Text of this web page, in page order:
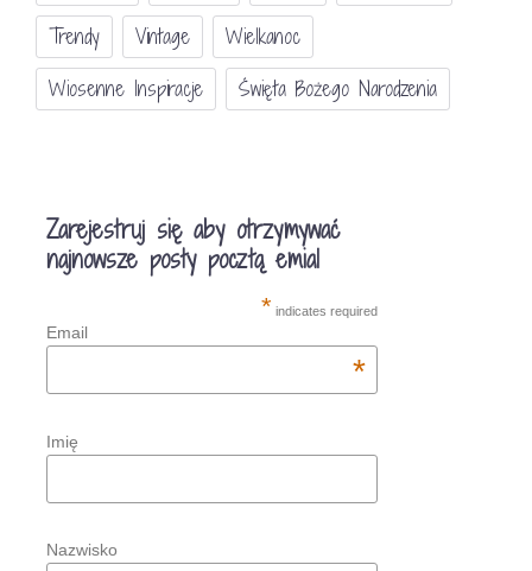
Trendy
Vintage
Wielkanoc
Wiosenne Inspiracje
Święta Bożego Narodzenia
Zarejestruj się aby otrzymywać
najnowsze posty pocztą emial
* indicates required
Email
*
Imię
Nazwisko